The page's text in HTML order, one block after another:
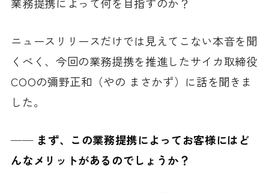
業務提携によって何を目指すのか？
ニュースリリースだけでは見えてこない本音を聞
くべく、今回の業務提携を推進したサイカ取締役
COOの彌野正和（やの まさかず）に話を聞きま
した。
── まず、この業務提携によってお客様にはど
んなメリットがあるのでしょうか？